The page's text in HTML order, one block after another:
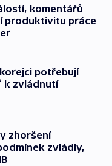
komentářů
produktivitu práce
potřebují
k zvládnutí
zhoršení
zvládly,